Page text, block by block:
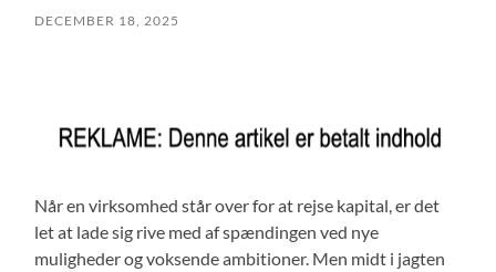
DECEMBER 18, 2025
Når en virksomhed står over for at rejse kapital, er det
let at lade sig rive med af spændingen ved nye
muligheder og voksende ambitioner. Men midt i jagten